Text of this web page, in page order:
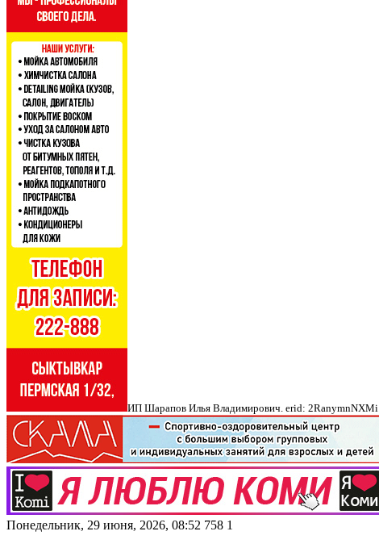
ИП Шарапов Илья Владимирович. erid: 2RanymnNXMi
Понедельник, 29 июня, 2026, 08:52 758 1